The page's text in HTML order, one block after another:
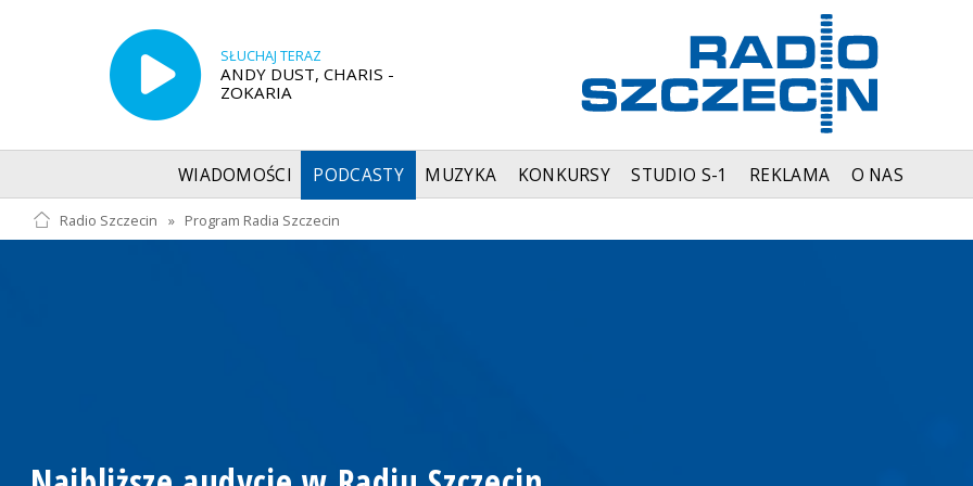
SŁUCHAJ TERAZ
ANDY DUST, CHARIS -
ZOKARIA
WIADOMOŚCI PODCASTY MUZYKA KONKURSY STUDIO S-1 REKLAMA O NAS
Radio Szczecin » Program Radia Szczecin